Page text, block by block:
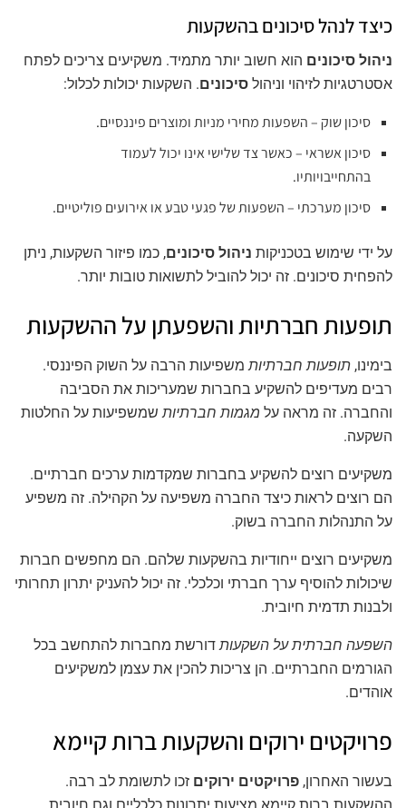
כיצד לנהל סיכונים בהשקעות
ניהול סיכונים הוא חשוב יותר מתמיד. משקיעים צריכים לפתח
אסטרטגיות לזיהוי וניהול סיכונים. השקעות יכולות לכלול:
סיכון שוק – השפעות מחירי מניות ומוצרים פיננסיים.
סיכון אשראי – כאשר צד שלישי אינו יכול לעמוד
בהתחייבויותיו.
סיכון מערכתי – השפעות של פגעי טבע או אירועים פוליטיים.
על ידי שימוש בטכניקות ניהול סיכונים, כמו פיזור השקעות, ניתן
להפחית סיכונים. זה יכול להוביל לתשואות טובות יותר.
תופעות חברתיות והשפעתן על ההשקעות
בימינו, תופעות חברתיותמשפיעות הרבה על השוק הפיננסי.
רבים מעדיפים להשקיע בחברות שמעריכות את הסביבה
והחברה. זה מראה על מגמות חברתיותשמשפיעות על החלטות
השקעה.
משקיעים רוצים להשקיע בחברות שמקדמות ערכים חברתיים.
הם רוצים לראות כיצד החברה משפיעה על הקהילה. זה משפיע
על התנהלות החברה בשוק.
משקיעים רוצים ייחודיות בהשקעות שלהם. הם מחפשים חברות
שיכולות להוסיף ערך חברתי וכלכלי. זה יכול להעניק יתרון תחרותי
ולבנות תדמית חיובית.
השפעה חברתית על השקעותדורשת מחברות להתחשב בכל
הגורמים החברתיים. הן צריכות להכין את עצמן למשקיעים
אוהדים.
פרויקטים ירוקים והשקעות ברות קיימא
בעשור האחרון, פרויקטים ירוקים זכו לתשומת לב רבה.